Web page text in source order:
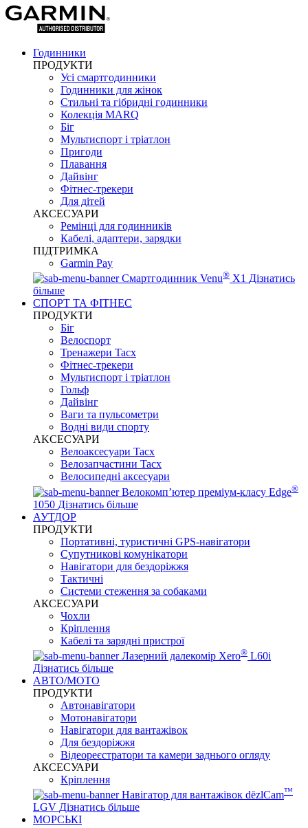
Годинники
ПРОДУКТИ
Усі смартгодинники
Годинники для жінок
Стильні та гібридні годинники
Колекція MARQ
Біг
Мультиспорт і тріатлон
Пригоди
Плавання
Дайвінг
Фітнес-трекери
Для дітей
АКСЕСУАРИ
Ремінці для годинників
Кабелі, адаптери, зарядки
ПІДТРИМКА
Garmin Pay
Смартгодинник Venu® X1 Дізнатись
більше
СПОРТ ТА ФІТНЕС
ПРОДУКТИ
Біг
Велоспорт
Тренажери Tacx
Фітнес-трекери
Мультиспорт і тріатлон
Гольф
Дайвінг
Ваги та пульсометри
Водні види спорту
AKCЕСУАРИ
Велоаксесуари Tacx
Велозапчастини Tacx
Велосипедні аксесуари
Велокомп’ютер преміум-класу Edge®
1050 Дізнатись більше
АУТДОР
ПРОДУКТИ
Портативні, туристичні GPS-навігатори
Супутникові комунікатори
Навігатори для бездоріжжя
Тактичні
Системи стеження за собаками
АКСЕСУАРИ
Чохли
Кріплення
Кабелі та зарядні пристрої
Лазерний далекомір Xero® L60i
Дізнатись більше
АВТО/МОТО
ПРОДУКТИ
Автонавігатори
Мотонавігатори
Навігатори для вантажівок
Для бездоріжжя
Відеореєстратори та камери заднього огляду
АКСЕСУАРИ
Кріплення
Навігатор для вантажівок dēzlCam™
LGV Дізнатись більше
МОРСЬКІ